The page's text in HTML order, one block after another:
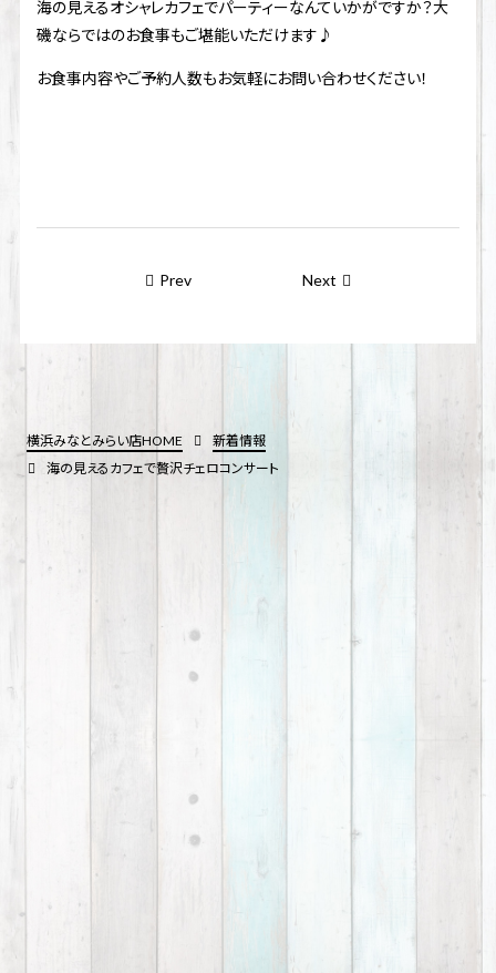
海の見えるオシャレカフェでパーティーなんていかがですか？大
磯ならではのお食事もご堪能いただけます♪
お食事内容やご予約人数もお気軽にお問い合わせください！
Prev Next
横浜みなとみらい店HOME
新着情報
海の見えるカフェで贅沢チェロコンサート